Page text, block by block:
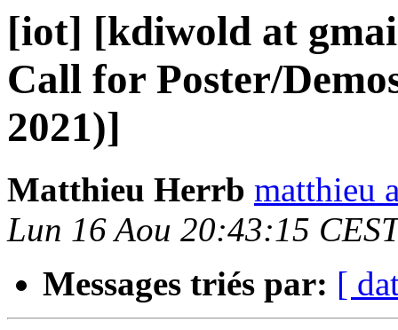
[iot] [kdiwold at
Call for Poster/
2021)]
Matthieu Herrb matthieu
Lun 16 Aou 20:43:15
Messages triés par: [